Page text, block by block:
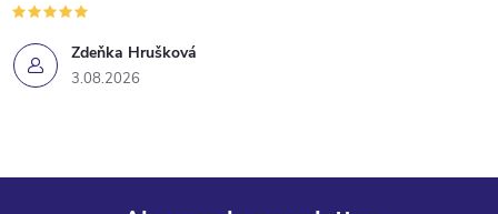
Zdeňka Hrušková
3.08.2026